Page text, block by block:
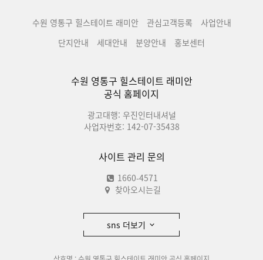
수원 영통구 힐스테이트 래미안 관심고객등록
사업안내
단지안내
세대안내 분양안내 홍보센터
수원 영통구 힐스테이트 래미안
공식 홈페이지
광고대행: 우진인터내셔널
사업자번호: 142-07-35438
사이트 관리 문의
1660-4571
찾아오시는길
sns 더보기